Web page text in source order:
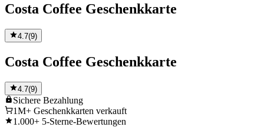
Costa Coffee Geschenkkarte
4.7(9)
Costa Coffee Geschenkkarte
4.7(9)
Sichere Bezahlung
1M+ Geschenkkarten verkauft
1.000+ 5-Sterne-Bewertungen